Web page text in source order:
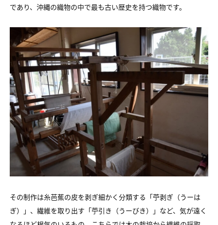
であり、沖縄の織物の中で最も古い歴史を持つ織物です。
その制作は糸芭蕉の皮を剥ぎ細かく分類する「苧剥ぎ（うーは
ぎ）」、繊維を取り出す「苧引き（うーびき）」など、気が遠く